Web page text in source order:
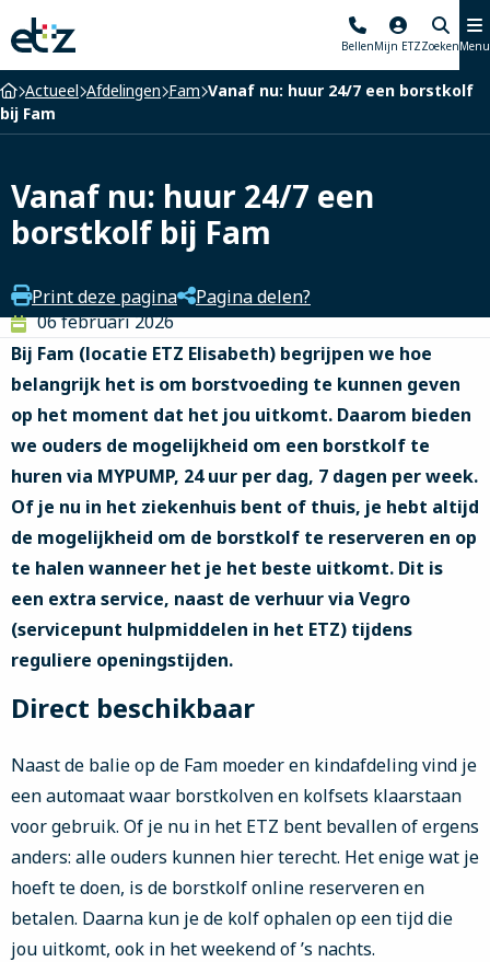
Elisabeth-
TweeSteden
Ziekenhuis
BellenMijn ETZZoekenMenu
Home
Actueel Afdelingen Fam Vanaf nu: huur 24/7 een borstkolf
bij Fam
Vanaf nu: huur 24/7 een
borstkolf bij Fam
Print deze pagina
Pagina delen?
06 februari 2026
Bij Fam (locatie ETZ Elisabeth) begrijpen we hoe
belangrijk het is om borstvoeding te kunnen geven
op het moment dat het jou uitkomt. Daarom bieden
we ouders de mogelijkheid om een borstkolf te
huren via MYPUMP, 24 uur per dag, 7 dagen per week.
Of je nu in het ziekenhuis bent of thuis, je hebt altijd
de mogelijkheid om de borstkolf te reserveren en op
te halen wanneer het je het beste uitkomt. Dit is
een extra service, naast de verhuur via Vegro
(servicepunt hulpmiddelen in het ETZ) tijdens
reguliere openingstijden.
Direct beschikbaar
Naast de balie op de Fam moeder en kindafdeling vind je
een automaat waar borstkolven en kolfsets klaarstaan
voor gebruik. Of je nu in het ETZ bent bevallen of ergens
anders: alle ouders kunnen hier terecht. Het enige wat je
hoeft te doen, is de borstkolf online reserveren en
betalen. Daarna kun je de kolf ophalen op een tijd die
jou uitkomt, ook in het weekend of ’s nachts.